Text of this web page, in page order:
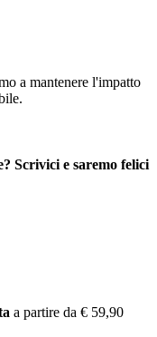
a mantenere l'impatto
Scrivici e saremo felici
a partire da € 59,90